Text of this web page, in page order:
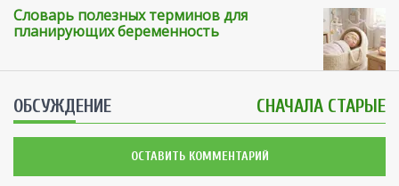
Словарь полезных терминов для
планирующих беременность
ОБСУЖДЕНИЕ СНАЧАЛА СТАРЫЕ
ОСТАВИТЬ КОММЕНТАРИЙ